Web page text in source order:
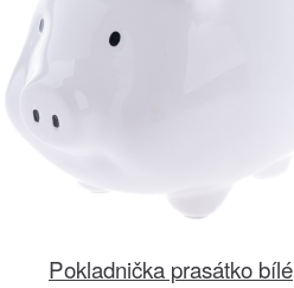
Pokladnička prasátko bílé